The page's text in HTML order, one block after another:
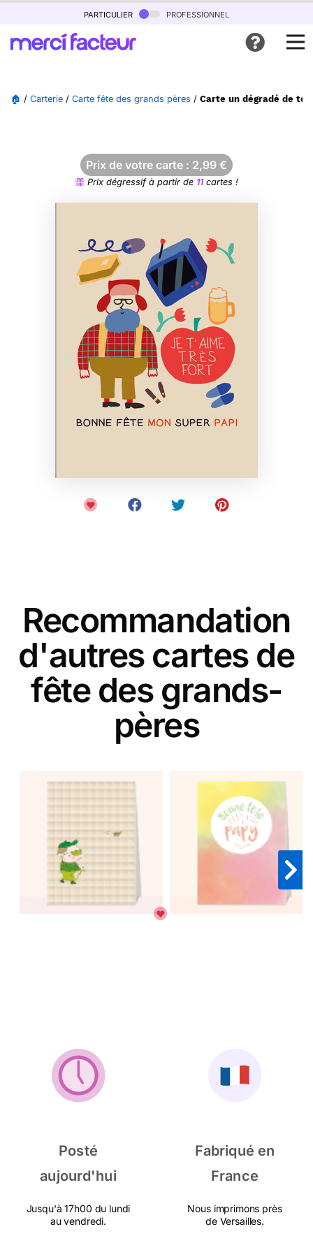
particulier professionnel
🏠 / Carterie / Carte fête des grands pères / Carte un dégradé de
Prix de votre carte : 2,99 €
Prix dégressif à partir de 11cartes !
Recommandation
d'autres cartes de
fête des grands-
pères
Posté
aujourd'hui
Jusqu'à 17h00 du lundi
au vendredi.
Fabriqué en
France
Nous imprimons près
de Versailles.